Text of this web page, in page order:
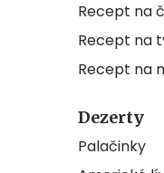
Recept na
Recept na
Recept na
Dezerty
Palačinky